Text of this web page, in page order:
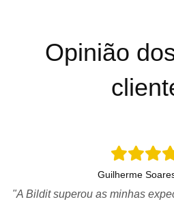
Opinião
Guilherme
"A Bildit superou as minhas